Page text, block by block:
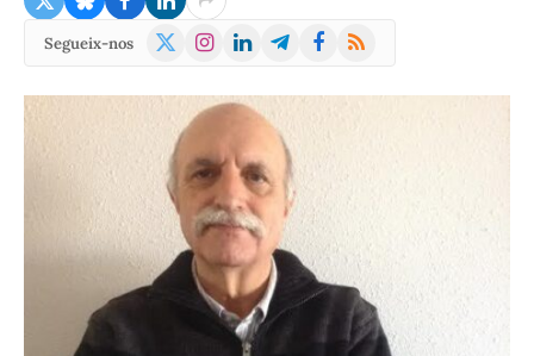
Segueix-nos
X
Instagram
LinkedInTelegramFacebook
RSS